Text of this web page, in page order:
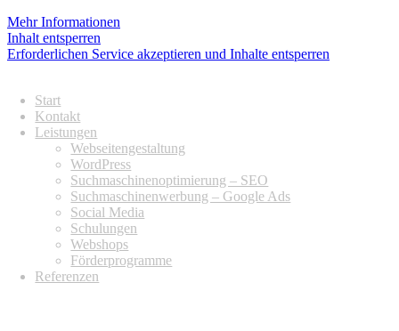
Mehr Informationen
Inhalt entsperren
Erforderlichen Service akzeptieren und Inhalte entsperren
Start
Kontakt
Leistungen
Webseitengestaltung
WordPress
Suchmaschinenoptimierung – SEO
Suchmaschinenwerbung – Google Ads
Social Media
Schulungen
Webshops
Förderprogramme
Referenzen